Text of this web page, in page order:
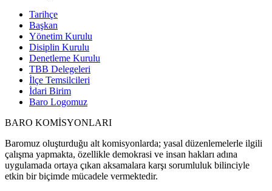
Tarihçe
Başkan
Yönetim Kurulu
Disiplin Kurulu
Denetleme Kurulu
TBB Delegeleri
İlçe Temsilcileri
İdari Birim
Baro Logomuz
BARO KOMİSYONLARI
Baromuz oluşturduğu alt komisyonlarda; yasal düzenlemelerle ilgili
çalışma yapmakta, özellikle demokrasi ve insan hakları adına
uygulamada ortaya çıkan aksamalara karşı sorumluluk bilinciyle
etkin bir biçimde mücadele vermektedir.